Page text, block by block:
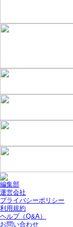
編集部
運営会社
プライバシーポリシー
利用規約
ヘルプ（Q&A）
お問い合わせ